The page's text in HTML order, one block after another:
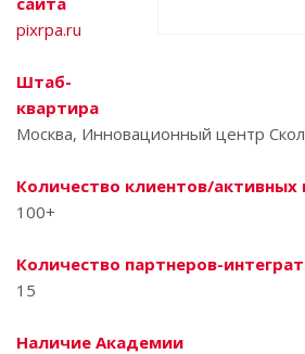
pixrpa.ru
Штаб-
квартира
Москва, Инновационный центр
Количество клиентов/активных
100+
Количество партнеров-
15
Наличие Академии